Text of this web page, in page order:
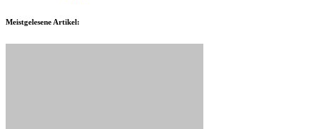
Meistgelesene Artikel: